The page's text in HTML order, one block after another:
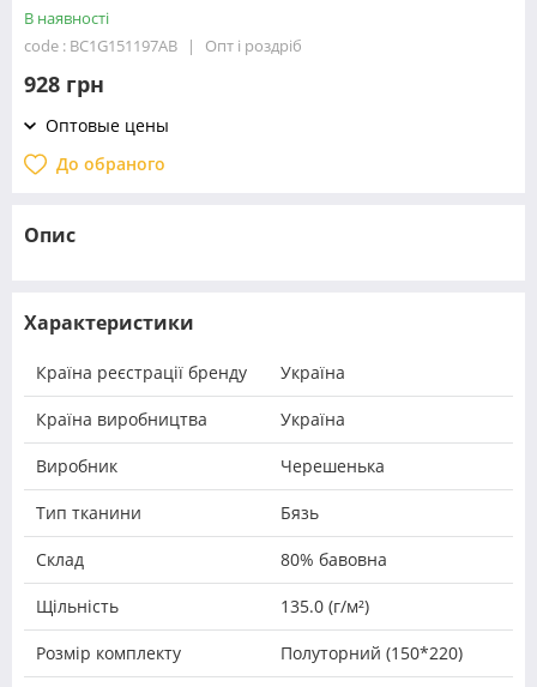
В наявності
code : BC1G151197АВ
Опт і роздріб
928 грн
Оптовые цены
До обраного
Опис
Характеристики
Країна реєстрації бренду Україна
Країна виробництва Україна
Виробник Черешенька
Тип тканини Бязь
Склад 80% бавовна
Щільність 135.0 (г/м²)
Розмір комплекту Полуторний (150*220)